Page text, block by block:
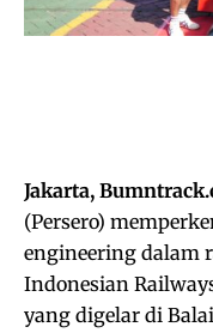
Jakarta,
(Persero)
engineering dalam
Indonesian
yang digelar di